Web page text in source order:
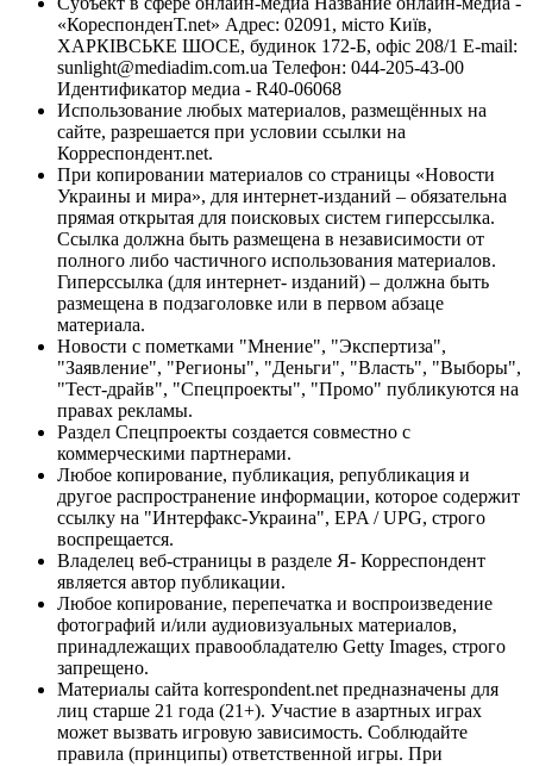
«КореспонденТ.net» Адрес: 02091, місто Київ,
ХАРКІВСЬКЕ ШОСЕ, будинок 172-Б, офіс 208/1 E-mail:
sunlight@mediadim.com.ua Телефон: 044-205-43-00
Идентификатор медиа - R40-06068
Использование любых материалов, размещённых на
сайте, разрешается при условии ссылки на
Корреспондент.net.
При копировании материалов со страницы «Новости
Украины и мира», для интернет-изданий – обязательна
прямая открытая для поисковых систем гиперссылка.
Ссылка должна быть размещена в независимости от
полного либо частичного использования материалов.
Гиперссылка (для интернет- изданий) – должна быть
размещена в подзаголовке или в первом абзаце
материала.
Новости с пометками "Мнение", "Экспертиза",
"Заявление", "Регионы", "Деньги", "Власть", "Выборы",
"Тест-драйв", "Спецпроекты", "Промо" публикуются на
правах рекламы.
Раздел Спецпроекты создается совместно с
коммерческими партнерами.
Любое копирование, публикация, републикация и
другое распространение информации, которое содержит
ссылку на "Интерфакс-Украина", EPA / UPG, строго
воспрещается.
Владелец веб-страницы в разделе Я- Корреспондент
является автор публикации.
Любое копирование, перепечатка и воспроизведение
фотографий и/или аудиовизуальных материалов,
принадлежащих правообладателю Getty Images, строго
запрещено.
Материалы сайта korrespondent.net предназначены для
лиц старше 21 года (21+). Участие в азартных играх
может вызвать игровую зависимость. Соблюдайте
правила (принципы) ответственной игры. При